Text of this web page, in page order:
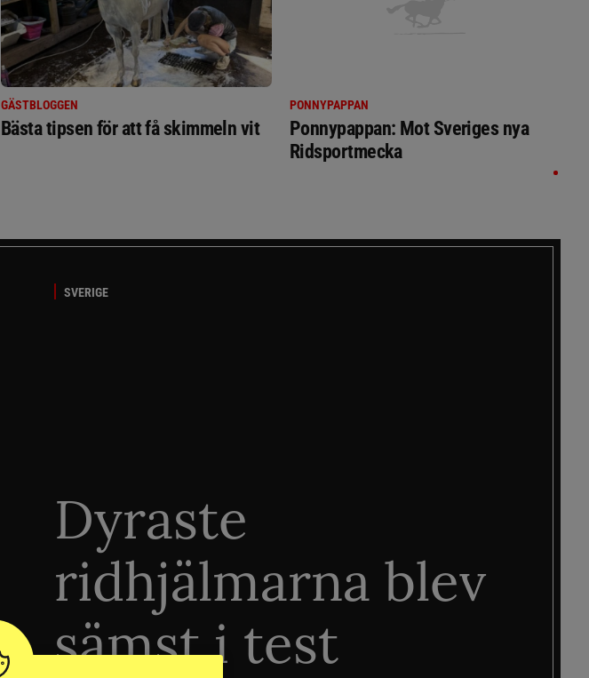
GÄSTBLOGGEN
Bästa tipsen för att få skimmeln vit
PONNYPAPPAN
Ponnypappan: Mot Sveriges nya
Ridsportmecka
SVERIGE
Dyraste
ridhjälmarna blev
sämst i test